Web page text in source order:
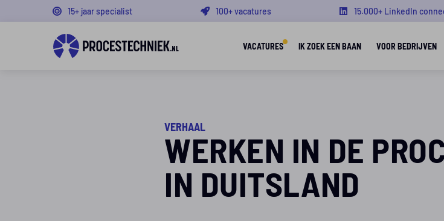
15+ jaar specialist 100+ vacatures 15.000+ LinkedIn
VACATURES IK ZOEK EEN BAAN VOOR BEDRIJVEN
VERHAAL
WERKEN IN DE
IN DUITSLAND